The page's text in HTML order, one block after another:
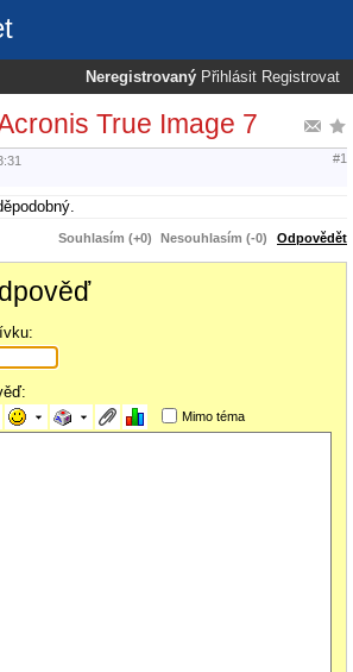
Neregistrovaný Přihlásit Registrovat
True Image 7
#1
Souhlasím (+0) Nesouhlasím (-0) Odpovědět
Mimo téma